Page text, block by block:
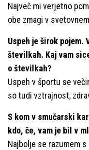
Največ mi verjetno
obe zmagi v
Uspeh je širok pojem.
številkah. Kaj vam
o številkah?
Uspeh v športu se
so tudi vztrajnost,
S kom v smučarski
kdo, če, vam je bil v
Najbolje se razumem